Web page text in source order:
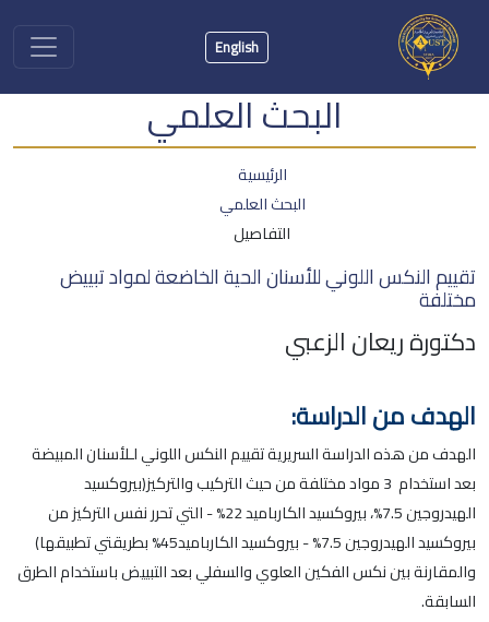
English
البحث العلمي
الرئيسية
البحث العلمي
التفاصيل
تقييم النكس اللوني للأسنان الحية الخاضعة لمواد تبييض
مختلفة
دكتورة ريعان الزعبي
الهدف من الدراسة:
الهدف من هذه الدراسة السريرية تقييم النكس اللوني لـلأسنان المبيضة
بعد استخدام 3 مواد مختلفة من حيث التركيب والتركيز(بيروكسيد
الهيدروجين 7.5%، بيروكسيد الكارباميد 22% - التي تحرر نفس التركيز من
بيروكسيد الهيدروجين 7.5% - بيروكسيد الكارباميد45% بطريقتي تطبيقها)
والمقارنة بين نكس الفكين العلوي والسفلي بعد التبييض باستخدام الطرق
السابقة.